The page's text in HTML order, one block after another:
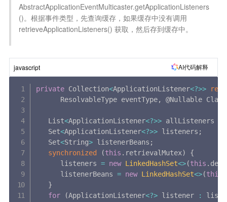
AbstractApplicationEventMulticaster.getApplicationListeners
()。根据事件类型，先查询缓存，如果缓存中没有调用
retrieveApplicationListeners() 获取，然后存到缓存中。
javascript AI代码解释
private Collection<ApplicationListener<?>>
ResolvableType eventType, @Nullable Class
   List
<ApplicationListener<?>> allListeners
   Set
<ApplicationListener<?>> listeners ;
   Set
<String> listenerBeans ;
synchronized
(this . retrievalMutex)
{
      listeners
= new LinkedHashSet<>(this .
      listenerBeans
= new LinkedHashSet<>(this
}
for
(ApplicationListener<?> listener :